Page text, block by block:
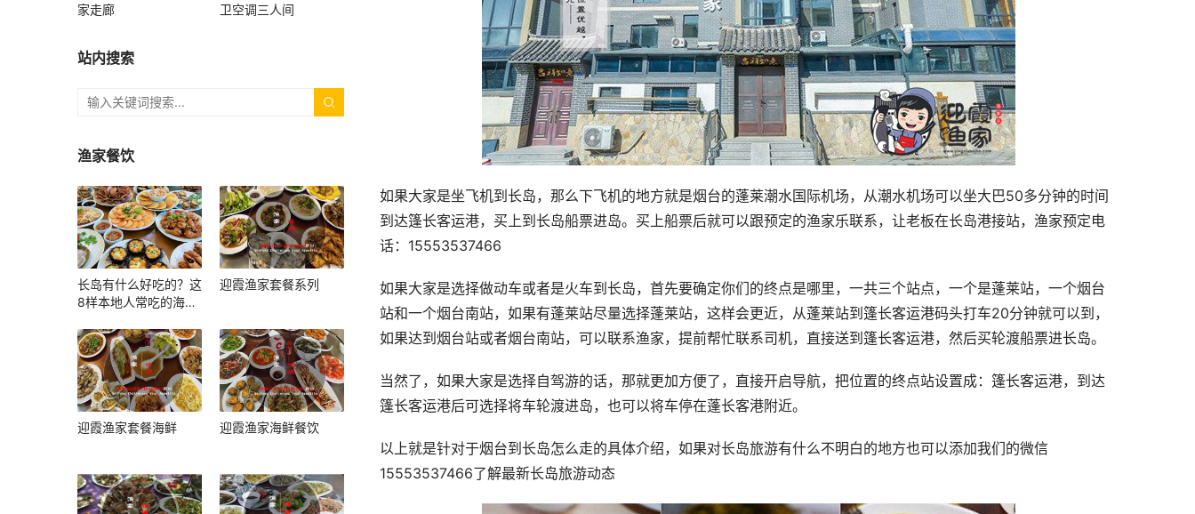
如果大家是坐飞机到长岛，那么下飞机的地方就是烟台的蓬莱潮水国际机场，从潮水机场可以坐大巴50多分钟的时间
到达篷长客运港，买上到长岛船票进岛。买上船票后就可以跟预定的渔家乐联系，让老板在长岛港接站，渔家预定电
话：15553537466
如果大家是选择做动车或者是火车到长岛，首先要确定你们的终点是哪里，一共三个站点，一个是蓬莱站，一个烟台
站和一个烟台南站，如果有蓬莱站尽量选择蓬莱站，这样会更近，从蓬莱站到篷长客运港码头打车20分钟就可以到，
如果达到烟台站或者烟台南站，可以联系渔家，提前帮忙联系司机，直接送到篷长客运港，然后买轮渡船票进长岛。
当然了，如果大家是选择自驾游的话，那就更加方便了，直接开启导航，把位置的终点站设置成：篷长客运港，到达
篷长客运港后可选择将车轮渡进岛，也可以将车停在蓬长客港附近。
以上就是针对于烟台到长岛怎么走的具体介绍，如果对长岛旅游有什么不明白的地方也可以添加我们的微信
15553537466了解最新长岛旅游动态
家走廊
卫空调三人间
站内搜索
渔家餐饮
长岛有什么好吃的？这
8样本地人常吃的海鲜
对了
迎霞渔家套餐系列
迎霞渔家套餐海鲜 迎霞渔家海鲜餐饮